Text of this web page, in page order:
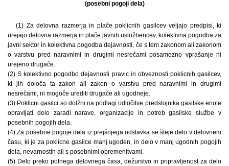
(posebni pogoji dela)
(1) Za delovna razmerja in plače poklicnih gasilcev veljajo predpisi, ki
urejajo delovna razmerja in plače javnih uslužbencev, kolektivna pogodba za
javni sektor in kolektivna pogodba dejavnosti, če s tem zakonom ali zakonom
o varstvu pred naravnimi in drugimi nesrečami posamezno vprašanje ni
urejeno drugače.
(2) S kolektivno pogodbo dejavnosti pravic in obveznosti poklicnih gasilcev,
ki jih določa ta zakon ali zakon o varstvu pred naravnimi in drugimi
nesrečami, ni mogoče urediti drugače ali ugodneje.
(3) Poklicni gasilci so dolžni na podlagi odločitve predstojnika gasilske enote
opravljati delo zaradi narave, organizacije in potreb gasilske službe v
posebnih pogojih dela.
(4) Za posebne pogoje dela iz prejšnjega odstavka se šteje delo v delovnem
času, ki je za poklicne gasilce manj ugoden, in delo v manj ugodnih pogojih
dela, nevarnostih ali s posebnimi obremenitvami.
(5) Delo preko polnega delovnega časa, dežurstvo in pripravljenost za delo